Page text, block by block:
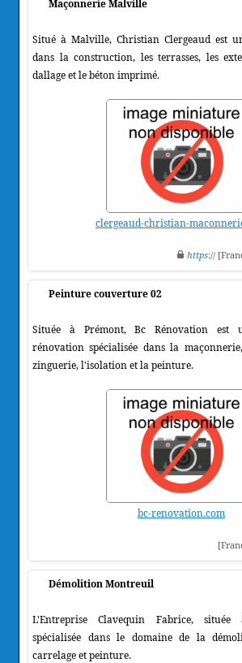
Maçonnerie Malville
Situé à Malville, Christian Clergeaud est
dans la construction, les terrasses, les
dallage et le béton imprimé.
clergeaud-christian-
https://
Peinture couverture 02
Située à Prémont, Bc Rénovation est
rénovation spécialisée dans la
zinguerie, l'isolation et la peinture.
bc-renovation.com
Démolition Montreuil
L'Entreprise Clavequin Fabrice,
spécialisée dans le domaine de la
carrelage et peinture.